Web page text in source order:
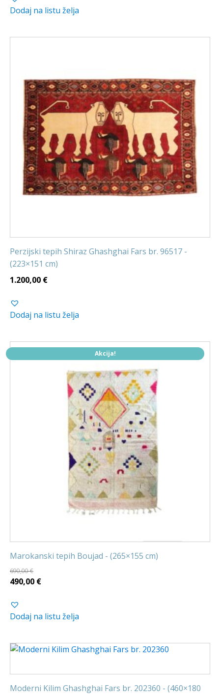
Dodaj na listu želja
Perzijski tepih Shiraz Ghashghai Fars br. 96517 -
(223×151 cm)
1.200,00 €
Dodaj na listu želja
Akcija!
Marokanski tepih Boujad - (265×155 cm)
690,00€
Izvorna
bila
je:
490,00 €Trenutna
490,00 €.
Dodaj na listu želja
Moderni Kilim Ghashghai Fars br. 202360 - (460×180